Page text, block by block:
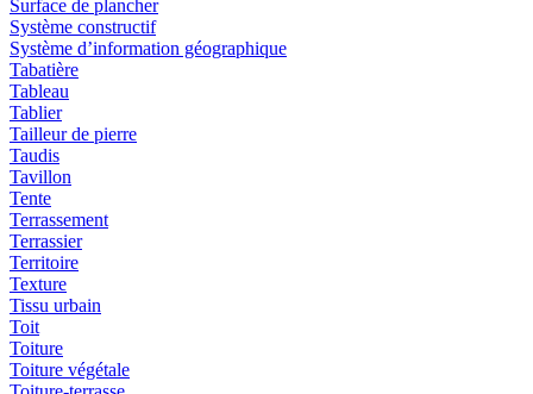
Surface de plancher
Système constructif
Système d’information géographique
Tabatière
Tableau
Tablier
Tailleur de pierre
Taudis
Tavillon
Tente
Terrassement
Terrassier
Territoire
Texture
Tissu urbain
Toit
Toiture
Toiture végétale